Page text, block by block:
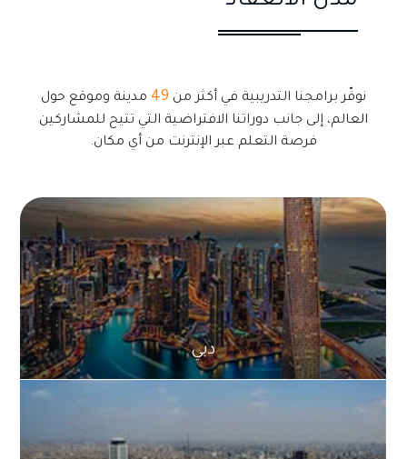
نوفّر برامجنا التدريبية في أكثر من 49 مدينة وموقع حول
العالم، إلى جانب دوراتنا الافتراضية التي تتيح للمشاركين
فرصة التعلم عبر الإنترنت من أي مكان.
دبي